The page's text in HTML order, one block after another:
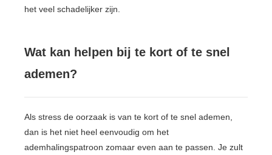
het veel schadelijker zijn.
Wat kan helpen bij te kort of te snel
ademen?
Als stress de oorzaak is van te kort of te snel ademen,
dan is het niet heel eenvoudig om het
ademhalingspatroon zomaar even aan te passen. Je zult